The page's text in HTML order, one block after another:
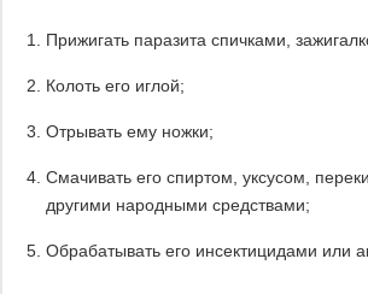
Прижигать паразита спичками,
Колоть его иглой;
Отрывать ему ножки;
Смачивать его спиртом, уксусом,
другими народными средствами;
Обрабатывать его инсектицидами или